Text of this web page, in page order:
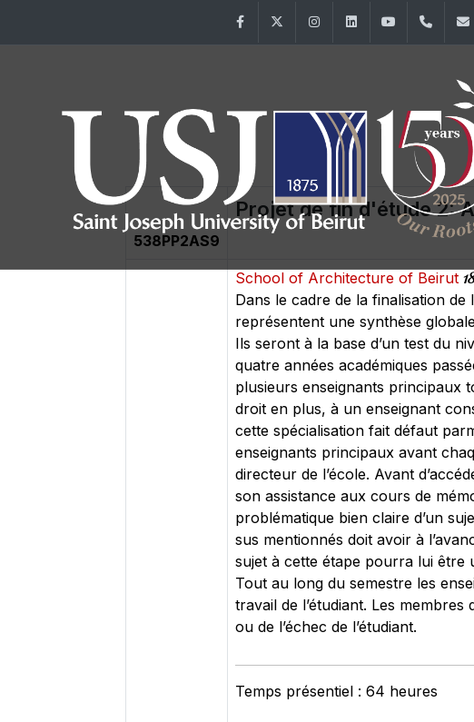
FacebookTwitter InstagramLinkedInYouTube
538PP2AS9
Projet de fin d'étude 2:
School of Architecture of Beirut
Dans le cadre de la finalisation
représentent une synthèse
Ils seront à la base d’un test du
quatre années académiques
plusieurs enseignants principaux
droit en plus, à un enseignant
cette spécialisation fait défaut
enseignants principaux avant
directeur de l’école. Avant
son assistance aux cours de
problématique bien claire d’un
sus mentionnés doit avoir à
sujet à cette étape pourra lui être
Tout au long du semestre les
travail de l’étudiant. Les
ou de l’échec de l’étudiant.
Temps présentiel : 64 heures